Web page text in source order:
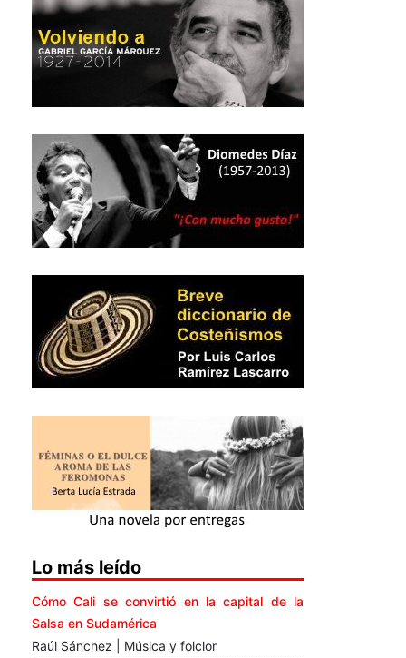
Lo más leído
Cómo Cali se convirtió en la capital de la
Salsa en Sudamérica
Raúl Sánchez | Música y folclor